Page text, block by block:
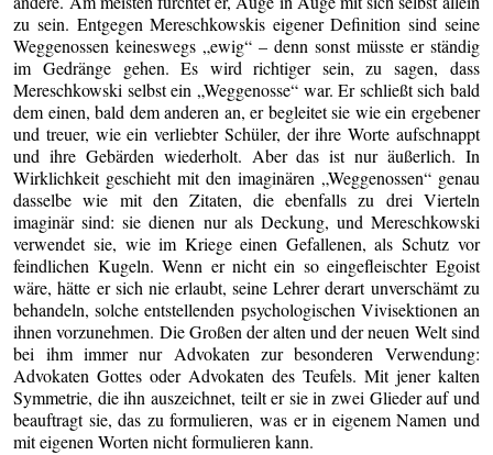
zu sein. Entgegen Mereschkowskis eigener Definition sind seine
Weggenossen keineswegs „ewig“ – denn sonst müsste er ständig
im Gedränge gehen. Es wird richtiger sein, zu sagen, dass
Mereschkowski selbst ein „Weggenosse“ war. Er schließt sich bald
dem einen, bald dem anderen an, er begleitet sie wie ein ergebener
und treuer, wie ein verliebter Schüler, der ihre Worte aufschnappt
und ihre Gebärden wiederholt. Aber das ist nur äußerlich. In
Wirklichkeit geschieht mit den imaginären „Weggenossen“ genau
dasselbe wie mit den Zitaten, die ebenfalls zu drei Vierteln
imaginär sind: sie dienen nur als Deckung, und Mereschkowski
verwendet sie, wie im Kriege einen Gefallenen, als Schutz vor
feindlichen Kugeln. Wenn er nicht ein so eingefleischter Egoist
wäre, hätte er sich nie erlaubt, seine Lehrer derart unverschämt zu
behandeln, solche entstellenden psychologischen Vivisektionen an
ihnen vorzunehmen. Die Großen der alten und der neuen Welt sind
bei ihm immer nur Advokaten zur besonderen Verwendung:
Advokaten Gottes oder Advokaten des Teufels. Mit jener kalten
Symmetrie, die ihn auszeichnet, teilt er sie in zwei Glieder auf und
beauftragt sie, das zu formulieren, was er in eigenem Namen und
mit eigenen Worten nicht formulieren kann.